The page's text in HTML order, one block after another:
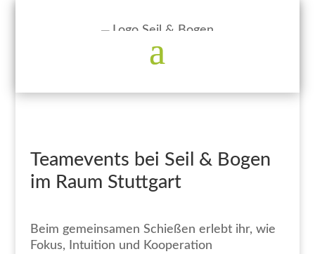
Teamevents bei Seil & Bogen
im Raum Stuttgart
Beim gemeinsamen Schießen erlebt ihr, wie
Fokus, Intuition und Kooperation